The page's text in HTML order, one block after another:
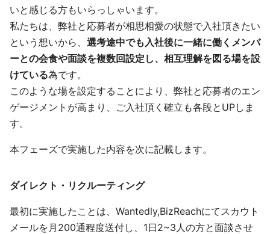
いと感じる方もいらっしゃいます。
私たちは、弊社と応募者が相思相愛の状態で入社頂きたい
という想いから、 選考途中でも入社後に一緒に働くメンバ
ーとの会食や面談を複数回設定し、相互理解を図る場を設
けている為です。
このような場を設定することにより、弊社と応募者のエン
ゲージメントが高まり、ご入社頂く確立も各段とUPしま
す。
本フェーズで実施した内容を次に記載します。
ダイレクト・リクルーティング
最初に実施したことは、Wantedly,BizReachにてスカウト
メールを月200通程度送付し、1日2~3人の方と面談させ